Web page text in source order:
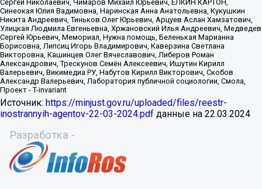
Источник: https://minjust.gov.ru/uploaded/files/reestr-
inostrannyih-agentov-22-03-2024.pdf данные на 22.03.2024
Разработка -